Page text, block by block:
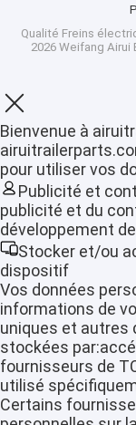
Qualité Freins
2026 Weifang Airui
Bienvenue à
pour utiliser vos
Publicité et
publicité et du
développement
Stocker et/ou
dispositif
Vos données
informations de
uniques et autres
stockées
fournisseurs de
utilisé
Certains